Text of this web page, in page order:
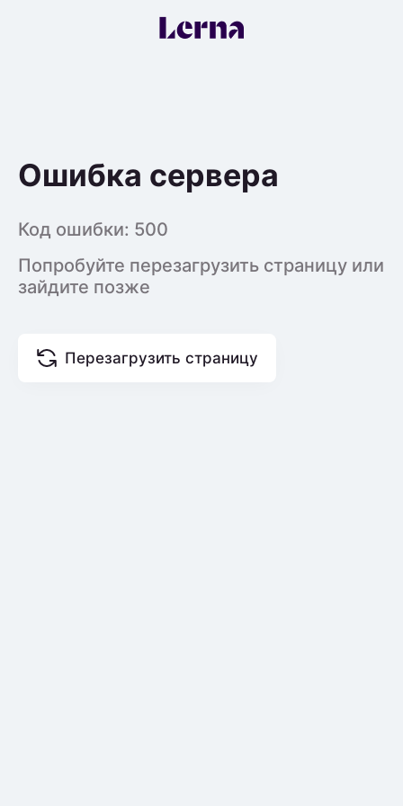
Ошибка сервера
Код ошибки: 500
Попробуйте перезагрузить страницу или
зайдите позже
Перезагрузить страницу